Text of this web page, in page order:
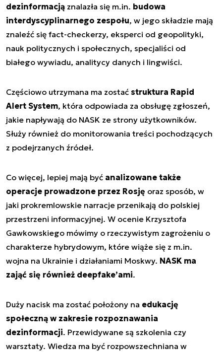
dezinformacją znalazła się m.in. budowa
interdyscyplinarnego zespołu, w jego składzie mają
znaleźć się fact-checkerzy, eksperci od geopolityki,
nauk politycznych i społecznych, specjaliści od
białego wywiadu, analitycy danych i lingwiści.
Częściowo utrzymana ma zostać struktura Rapid
Alert System, która odpowiada za obsługę zgłoszeń,
jakie napływają do NASK ze strony użytkowników.
Służy również do monitorowania treści pochodzących
z podejrzanych źródeł.
Co więcej, lepiej mają być analizowane także
operacje prowadzone przez Rosję oraz sposób, w
jaki prokremlowskie narracje przenikają do polskiej
przestrzeni informacyjnej. W ocenie Krzysztofa
Gawkowskiego mówimy o rzeczywistym zagrożeniu o
charakterze hybrydowym, które wiąże się z m.in.
wojna na Ukrainie i działaniami Moskwy. NASK ma
zająć się również deepfake’ami.
Duży nacisk ma zostać położony na edukację
społeczną w zakresie rozpoznawania
dezinformacji. Przewidywane są szkolenia czy
warsztaty. Wiedza ma być rozpowszechniana w